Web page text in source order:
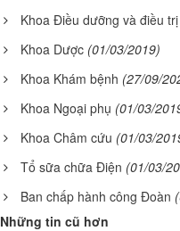
Khoa Điều dưỡng và điều
Khoa Dược (01/03/2019)
Khoa Khám bệnh (27/09/
Khoa Ngoại phụ (01/03/
Khoa Châm cứu (01/03/
Tổ sữa chữa Điện (01/03/
Ban chấp hành công Đoàn
Những tin cũ hơn